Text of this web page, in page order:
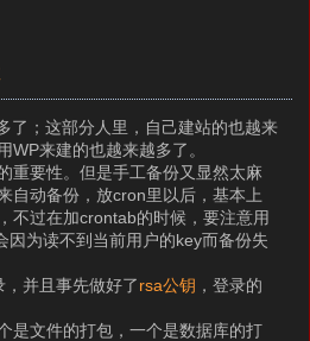
了；这部分人里，自己建站的也越来
WP来建的也越来越多了。
重要性。但是手工备份又显然太麻
自动备份，放cron里以后，基本上
不过在加crontab的时候，要注意用
因为读不到当前用户的key而备份失
并且事先做好了rsa公钥 ，登录的
是文件的打包，一个是数据库的打